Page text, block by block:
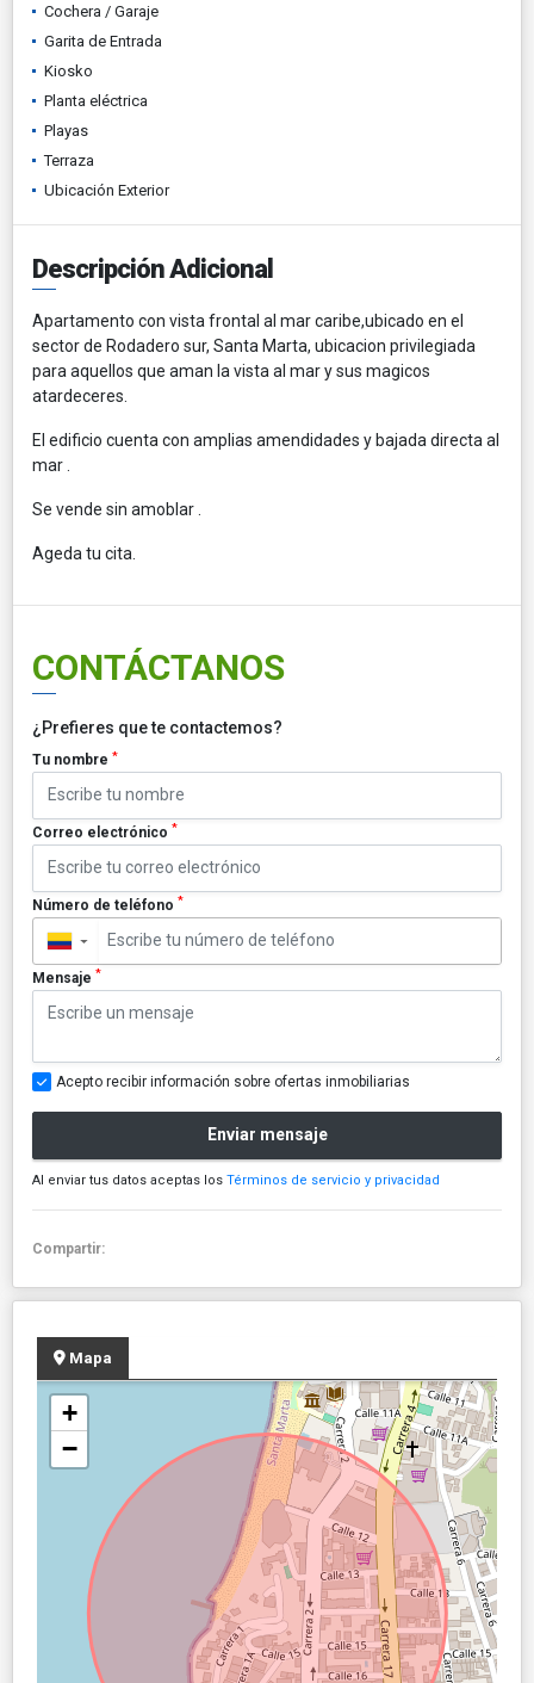
Cochera / Garaje
Garita de Entrada
Kiosko
Planta eléctrica
Playas
Terraza
Ubicación Exterior
Descripción Adicional
Apartamento con vista frontal al mar caribe,ubicado en el
sector de Rodadero sur, Santa Marta, ubicacion privilegiada
para aquellos que aman la vista al mar y sus magicos
atardeceres.
El edificio cuenta con amplias amendidades y bajada directa al
mar .
Se vende sin amoblar .
Ageda tu cita.
CONTÁCTANOS
¿Prefieres que te contactemos?
Tu nombre *
Correo electrónico *
Número de teléfono *
▼
Mensaje *
Acepto recibir información sobre ofertas inmobiliarias
Enviar mensaje
Al enviar tus datos aceptas los Términos de servicio y privacidad
Compartir:
Mapa
+
−